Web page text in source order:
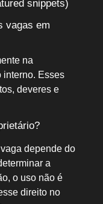
snippets)
vagas em
na
interno. Esses
deveres e
depende do
a
o uso não é
direito no